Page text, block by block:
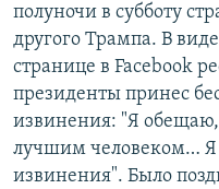
полуночи в субботу
другого Трампа. В
странице в Facebook
президенты принес
извинения: "Я обещаю,
лучшим человеком…
извинения". Было